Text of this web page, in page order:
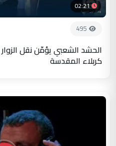
02:21
495
الحشد الشعبي يؤمّن نقل
كربلاء المقدسة